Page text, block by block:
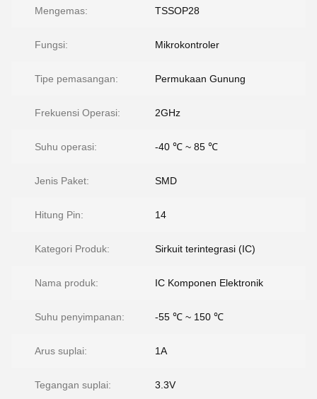
Mengemas: TSSOP28
Fungsi: Mikrokontroler
Tipe pemasangan: Permukaan Gunung
Frekuensi Operasi: 2GHz
Suhu operasi: -40 ℃ ~ 85 ℃
Jenis Paket: SMD
Hitung Pin: 14
Kategori Produk: Sirkuit terintegrasi (IC)
Nama produk: IC Komponen Elektronik
Suhu penyimpanan: -55 ℃ ~ 150 ℃
Arus suplai: 1A
Tegangan suplai: 3.3V